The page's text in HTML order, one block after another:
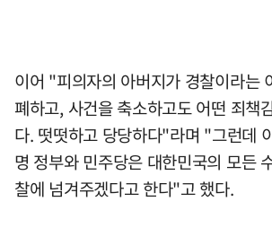
이어 "피의자의 아버지가 경찰이라는
폐하고, 사건을 축소하고도 어떤 죄책
다. 떳떳하고 당당하다"라며 "그런데
명 정부와 민주당은 대한민국의 모든
찰에 넘겨주겠다고 한다"고 했다.